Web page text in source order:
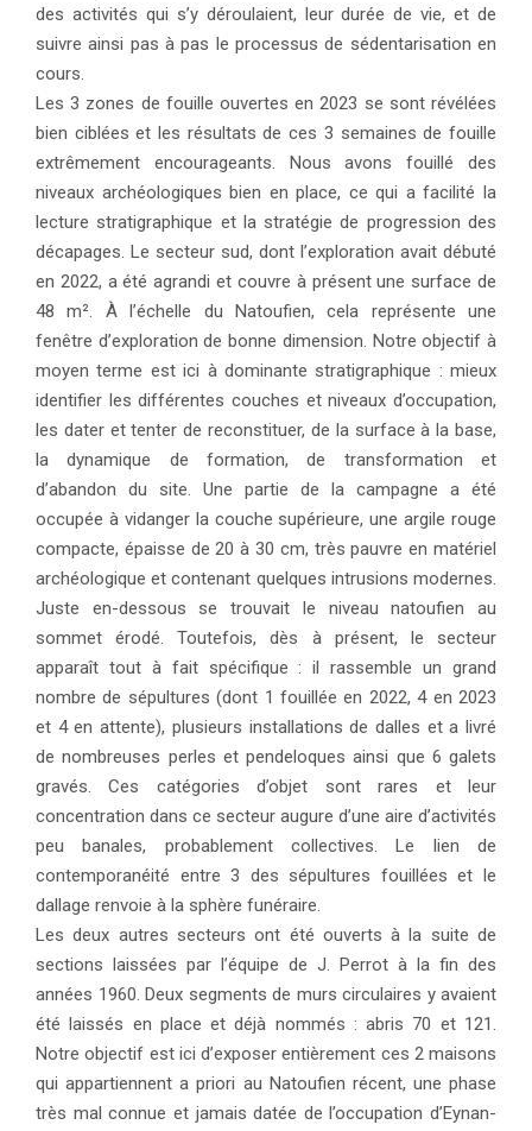
des activités qui s’y déroulaient, leur durée de vie, et de
suivre ainsi pas à pas le processus de sédentarisation en
cours.
Les 3 zones de fouille ouvertes en 2023 se sont révélées
bien ciblées et les résultats de ces 3 semaines de fouille
extrêmement encourageants. Nous avons fouillé des
niveaux archéologiques bien en place, ce qui a facilité la
lecture stratigraphique et la stratégie de progression des
décapages. Le secteur sud, dont l’exploration avait débuté
en 2022, a été agrandi et couvre à présent une surface de
48 m². À l’échelle du Natoufien, cela représente une
fenêtre d’exploration de bonne dimension. Notre objectif à
moyen terme est ici à dominante stratigraphique : mieux
identifier les différentes couches et niveaux d’occupation,
les dater et tenter de reconstituer, de la surface à la base,
la dynamique de formation, de transformation et
d’abandon du site. Une partie de la campagne a été
occupée à vidanger la couche supérieure, une argile rouge
compacte, épaisse de 20 à 30 cm, très pauvre en matériel
archéologique et contenant quelques intrusions modernes.
Juste en-dessous se trouvait le niveau natoufien au
sommet érodé. Toutefois, dès à présent, le secteur
apparaît tout à fait spécifique : il rassemble un grand
nombre de sépultures (dont 1 fouillée en 2022, 4 en 2023
et 4 en attente), plusieurs installations de dalles et a livré
de nombreuses perles et pendeloques ainsi que 6 galets
gravés. Ces catégories d’objet sont rares et leur
concentration dans ce secteur augure d’une aire d’activités
peu banales, probablement collectives. Le lien de
contemporanéité entre 3 des sépultures fouillées et le
dallage renvoie à la sphère funéraire.
Les deux autres secteurs ont été ouverts à la suite de
sections laissées par l’équipe de J. Perrot à la fin des
années 1960. Deux segments de murs circulaires y avaient
été laissés en place et déjà nommés : abris 70 et 121.
Notre objectif est ici d’exposer entièrement ces 2 maisons
qui appartiennent a priori au Natoufien récent, une phase
très mal connue et jamais datée de l’occupation d’Eynan-